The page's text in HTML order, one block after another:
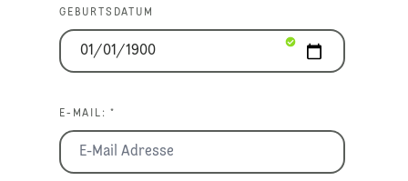
GEBURTSDATUM
E-MAIL: *